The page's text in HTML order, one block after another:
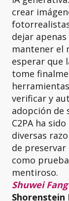
crear
dejar
mantener el
esperar que
tome
verificar y
adopción de
C2PA ha
diversas
de
como
mentiroso.
Shuwei Fang
Shorenstein